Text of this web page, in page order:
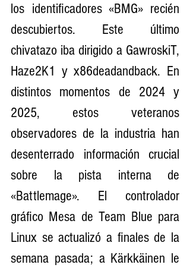
los identificadores «BMG» recién
descubiertos. Este último
chivatazo iba dirigido a GawroskiT,
Haze2K1 y x86deadandback. En
distintos momentos de 2024 y
2025, estos veteranos
observadores de la industria han
desenterrado información crucial
sobre la pista interna de
«Battlemage». El controlador
gráfico Mesa de Team Blue para
Linux se actualizó a finales de la
semana pasada; a Kärkkäinen le